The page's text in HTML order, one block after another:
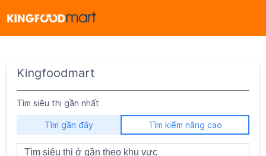
Kingfoodmart
Tìm siêu thị gần nhất
Tìm gần đây Tìm kiếm nâng cao